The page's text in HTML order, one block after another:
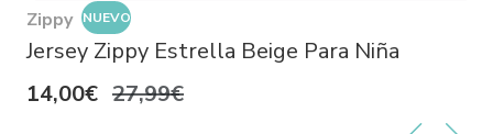
Zippy NUEVO
Jersey Zippy Estrella Beige Para Niña
14,00€ 27,99€